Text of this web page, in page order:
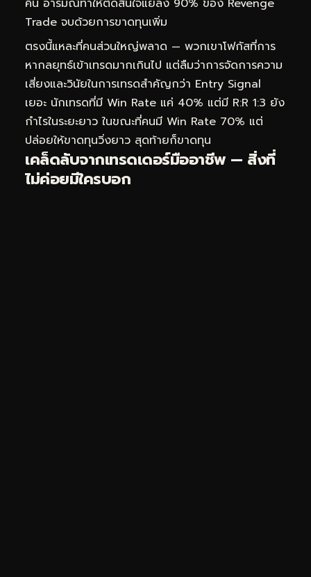
คืน อารมณ์ทำให้ตัดสินใจแย่ลง 90% ของ Revenge
Trade จบด้วยการขาดทุนเพิ่ม
ตรงนี้แหละที่คนส่วนใหญ่พลาด — พวกเขาโฟกัสที่การ
หากลยุทธ์เข้าเทรดมากเกินไป แต่ลืมว่าการจัดการความ
เสี่ยงและวินัยในการเทรดสำคัญกว่า Entry Signal
เยอะ นักเทรดที่มี Win Rate แค่ 40% แต่มี R:R 1:3 ยัง
กำไรในระยะยาว ในขณะที่คนมี Win Rate 70% แต่
ปล่อยให้ขาดทุนวิ่งยาว สุดท้ายก็ขาดทุน
เคล็ดลับจากเทรดเดอร์มืออาชีพ — สิ่งที่
ไม่ค่อยมีใครบอก